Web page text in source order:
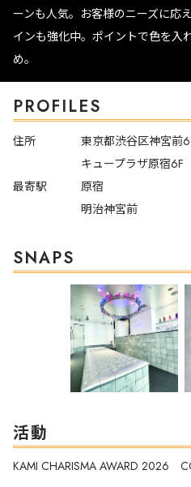
ーンも人気。お客様のニーズに応
インも強化中。ポイントで色を入
め。
PROFILES
住所
東京都渋谷区神宮前
キュープラザ原宿6F
最寄駅
原宿
明治神宮前
SNAPS
活動
KAMI CHARISMA AWARD 2026